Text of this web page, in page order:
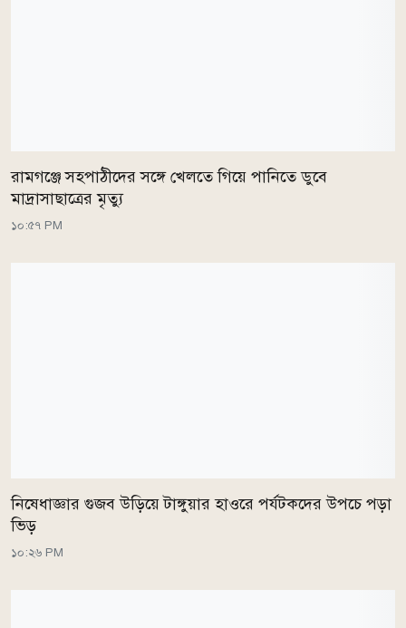
রামগঞ্জে সহপাঠীদের সঙ্গে খেলতে গিয়ে পানিতে ডুবে
মাদ্রাসাছাত্রের মৃত্যু
১০:৫৭ PM
নিষেধাজ্ঞার গুজব উড়িয়ে টাঙ্গুয়ার হাওরে পর্যটকদের উপচে পড়া
ভিড়
১০:২৬ PM